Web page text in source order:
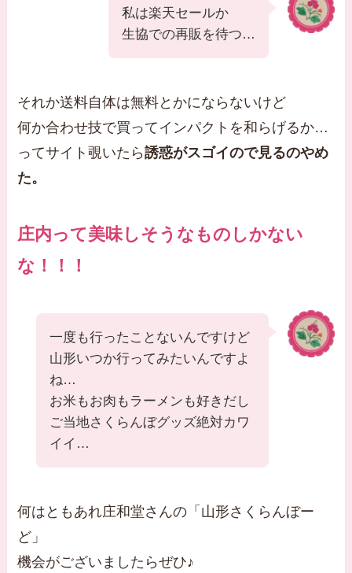
私は楽天セールか
生協での再販を待つ…
それか送料自体は無料とかにならないけど
何か合わせ技で買ってインパクトを和らげるか…
ってサイト覗いたら誘惑がスゴイので見るのやめ
た。
庄内って美味しそうなものしかない
な！！！
一度も行ったことないんですけど
山形いつか行ってみたいんですよ
ね…
お米もお肉もラーメンも好きだし
ご当地さくらんぼグッズ絶対カワ
イイ…
何はともあれ庄和堂さんの「山形さくらんぼー
ど」
機会がございましたらぜひ♪